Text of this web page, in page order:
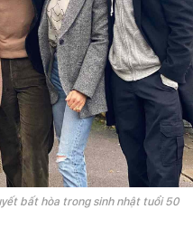
bất hòa trong sinh nhật tuổi 50